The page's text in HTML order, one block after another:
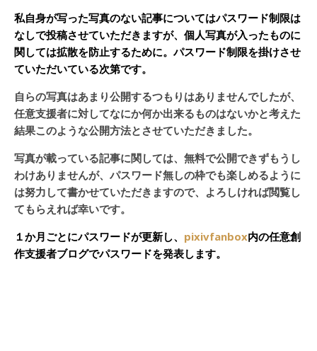
私自身が写った写真のない記事についてはパスワード制限は
なしで投稿させていただきますが、個人写真が入ったものに
関しては拡散を防止するために。パスワード制限を掛けさせ
ていただいている次第です。
自らの写真はあまり公開するつもりはありませんでしたが、
任意支援者に対してなにか何か出来るものはないかと考えた
結果このような公開方法とさせていただきました。
写真が載っている記事に関しては、無料で公開できずもうし
わけありませんが、パスワード無しの枠でも楽しめるように
は努力して書かせていただきますので、よろしければ閲覧し
てもらえれば幸いです。
１か月ごとにパスワードが更新し、 pixivfanbox内の任意創
作支援者ブログでパスワードを発表します。